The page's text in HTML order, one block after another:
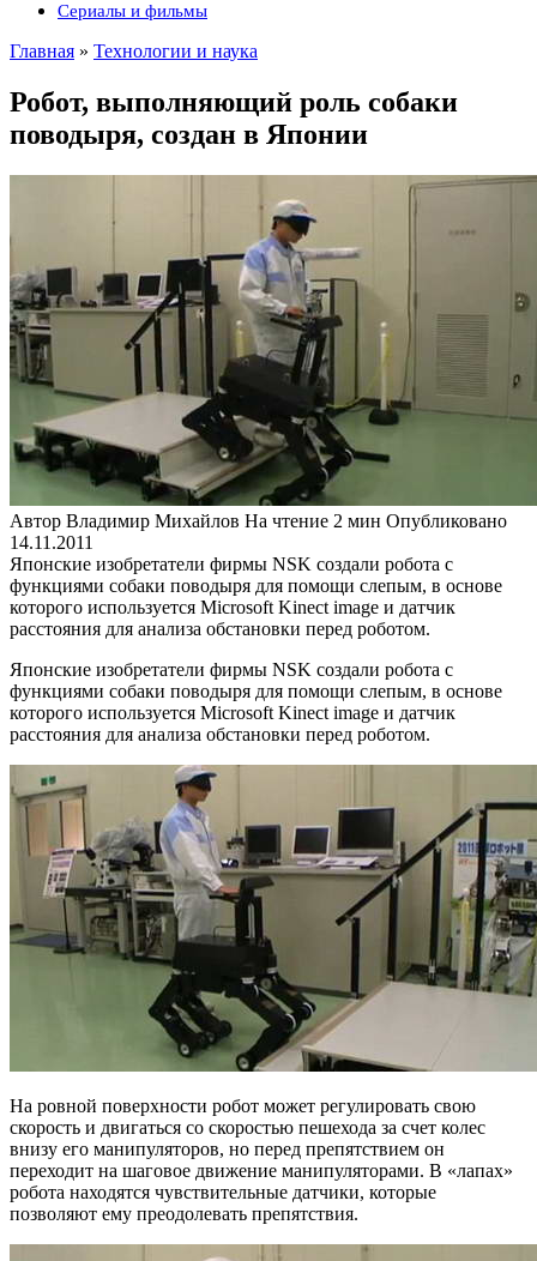
Сериалы и фильмы
Главная » Технологии и наука
Робот, выполняющий роль собаки
поводыря, создан в Японии
Автор Владимир Михайлов На чтение 2 мин Опубликовано
14.11.2011
Японские изобретатели фирмы NSK создали робота с
функциями собаки поводыря для помощи слепым, в основе
которого используется Microsoft Kinect image и датчик
расстояния для анализа обстановки перед роботом.
Японские изобретатели фирмы NSK создали робота с
функциями собаки поводыря для помощи слепым, в основе
которого используется Microsoft Kinect image и датчик
расстояния для анализа обстановки перед роботом.
На ровной поверхности робот может регулировать свою
скорость и двигаться со скоростью пешехода за счет колес
внизу его манипуляторов, но перед препятствием он
переходит на шаговое движение манипуляторами. В «лапах»
робота находятся чувствительные датчики, которые
позволяют ему преодолевать препятствия.